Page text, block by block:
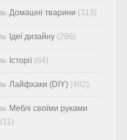
Домашні тварини (313)
Ідеї дизайну (286)
Історії(64)
Лайфхаки (DIY) (492)
Меблі своїми руками
(11)